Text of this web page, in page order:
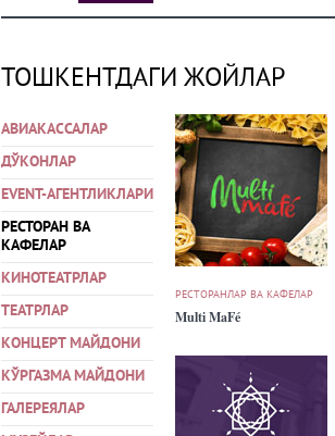
ТОШКЕНТДАГИ ЖОЙЛАР
АВИАКАССАЛАР
ДЎКОНЛАР
EVENT-АГЕНТЛИКЛАРИ
РЕСТОРАН ВА
КАФЕЛАР
КИНОТЕАТРЛАР
ТЕАТРЛАР
КОНЦЕРТ МАЙДОНИ
КЎРГАЗМА МАЙДОНИ
ГАЛЕРЕЯЛАР
РЕСТОРАНЛАР ВА КАФЕЛАР
Multi MaFé